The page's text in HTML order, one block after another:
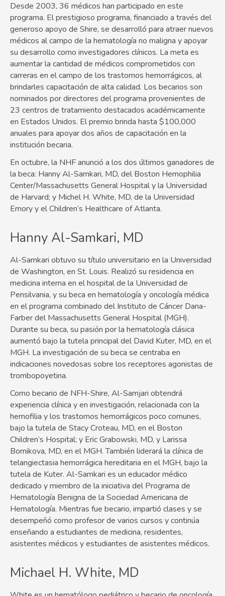
Desde 2003, 36 médicos han participado en este
programa. El prestigioso programa, financiado a través del
generoso apoyo de Shire, se desarrolló para atraer nuevos
médicos al campo de la hematología no maligna y apoyar
su desarrollo como investigadores clínicos. La meta es
aumentar la cantidad de médicos comprometidos con
carreras en el campo de los trastornos hemorrágicos, al
brindarles capacitación de alta calidad. Los becarios son
nominados por directores del programa provenientes de
23 centros de tratamiento destacados académicamente
en Estados Unidos. El premio brinda hasta $100,000
anuales para apoyar dos años de capacitación en la
institución becaria.
En octubre, la NHF anunció a los dos últimos ganadores de
la beca: Hanny Al-Samkari, MD, del Boston Hemophilia
Center/Massachusetts General Hospital y la Universidad
de Harvard; y Michel H. White, MD, de la Universidad
Emory y el Children’s Healthcare of Atlanta.
Hanny Al-Samkari, MD
Al-Samkari obtuvo su título universitario en la Universidad
de Washington, en St. Louis. Realizó su residencia en
medicina interna en el hospital de la Universidad de
Pensilvania, y su beca en hematología y oncología médica
en el programa combinado del Instituto de Cáncer Dana-
Farber del Massachusetts General Hospital (MGH).
Durante su beca, su pasión por la hematología clásica
aumentó bajo la tutela principal del David Kuter, MD, en el
MGH. La investigación de su beca se centraba en
indicaciones novedosas sobre los receptores agonistas de
trombopoyetina.
Como becario de NFH-Shire, Al-Samjari obtendrá
experiencia clínica y en investigación, relacionada con la
hemofilia y los trastornos hemorrágicos poco comunes,
bajo la tutela de Stacy Croteau, MD, en el Boston
Children’s Hospital; y Eric Grabowski, MD, y Larissa
Bornikova, MD, en el MGH. También liderará la clínica de
telangiectasia hemorrágica hereditaria en el MGH, bajo la
tutela de Kuter. Al-Samkari es un educador médico
dedicado y miembro de la iniciativa del Programa de
Hematología Benigna de la Sociedad Americana de
Hematología. Mientras fue becario, impartió clases y se
desempeñó como profesor de varios cursos y continúa
enseñando a estudiantes de medicina, residentes,
asistentes médicos y estudiantes de asistentes médicos.
Michael H. White, MD